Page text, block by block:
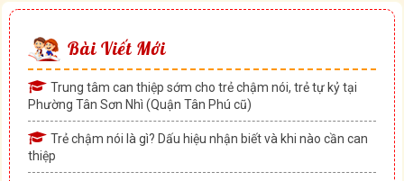
Bài Viết Mới
Trung tâm can thiệp sớm cho trẻ chậm nói, trẻ tự kỷ tại
Phường Tân Sơn Nhì (Quận Tân Phú cũ)
Trẻ chậm nói là gì? Dấu hiệu nhận biết và khi nào cần can
thiệp